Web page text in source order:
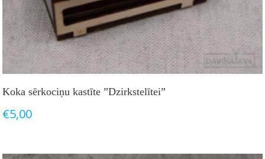
Koka sērkociņu kastīte ”Dzirkstelītei”
€5,00